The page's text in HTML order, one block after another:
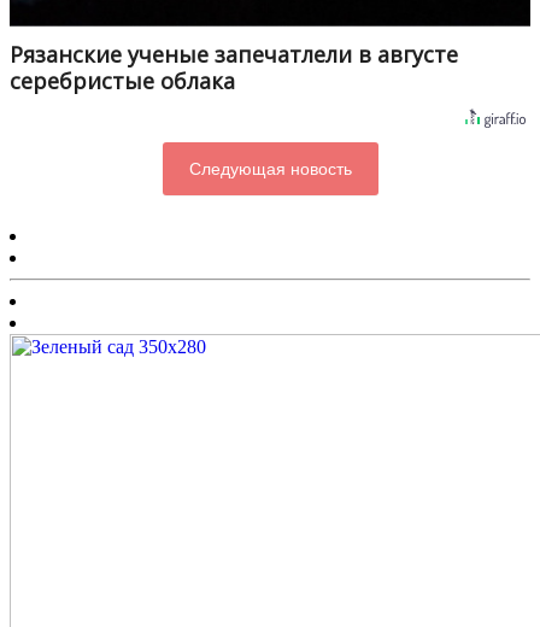
Рязанские ученые запечатлели в августе
серебристые облака
Следующая новость